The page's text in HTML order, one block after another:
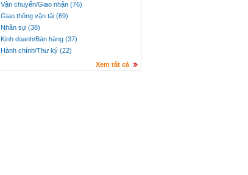
Vận chuyển/Giao nhận (76)
Giao thông vận tải (69)
Nhân sự (38)
Kinh doanh/Bán hàng (37)
Hành chính/Thư ký (22)
Xem tất cả